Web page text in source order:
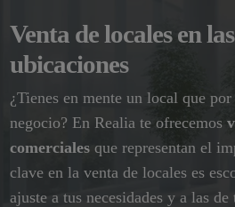
Venta de locales en
ubicaciones
¿Tienes en mente un local que
negocio? En Realia te ofrecemos
comercialesque representan el
clave en la venta de locales es
ajuste a tus necesidades y a las